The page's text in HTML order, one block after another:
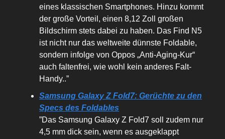
eines klassischen Smartphones. Hinzu kommt
der große Vorteil, einen 8,12 Zoll großen
Bildschirm stets dabei zu haben. Das Find N5
ist nicht nur das weltweite dünnste Foldable,
sondern infolge von Oppos „Anti-Aging-Kur“
auch faltenfrei, wie wohl kein anderes Falt-
Handy..”
Samsung Galaxy Z Fold7: Gerüchte zu den
Specs des Foldables
”Das Samsung Galaxy Z Fold7 soll zudem nur
4,5 mm dick sein, wenn es ausgeklappt